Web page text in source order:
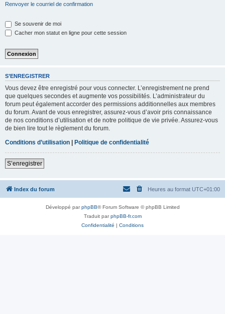
Renvoyer le courriel de confirmation
Se souvenir de moi
Cacher mon statut en ligne pour cette session
S’ENREGISTRER
Vous devez être enregistré pour vous connecter. L’enregistrement ne prend
que quelques secondes et augmente vos possibilités. L’administrateur du
forum peut également accorder des permissions additionnelles aux membres
du forum. Avant de vous enregistrer, assurez-vous d’avoir pris connaissance
de nos conditions d’utilisation et de notre politique de vie privée. Assurez-vous
de bien lire tout le règlement du forum.
Conditions d’utilisation | Politique de confidentialité
S’enregistrer
Index du forum Heures au format UTC+01:00
Développé parphpBB® Forum Software © phpBB Limited
Traduit parphpBB-fr.com
Confidentialité | Conditions